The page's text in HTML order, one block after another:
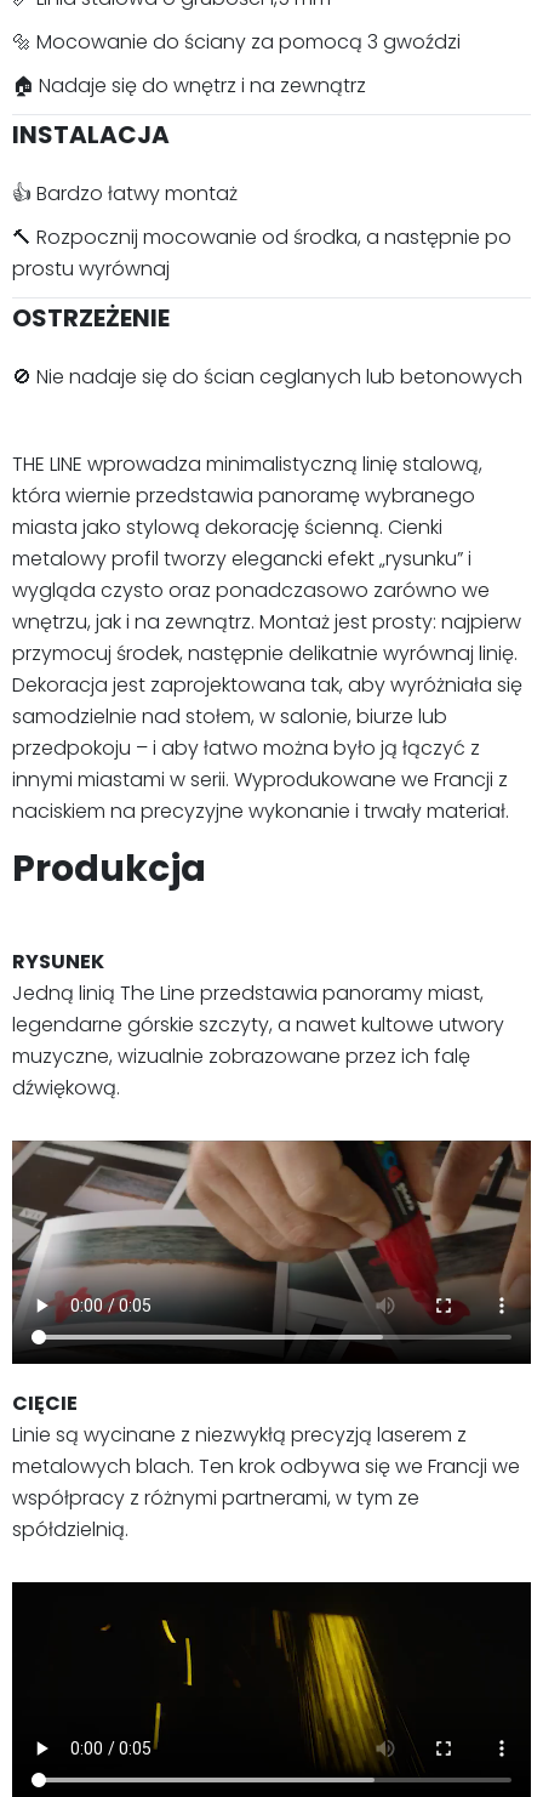
🔩 Mocowanie do ściany za pomocą 3 gwoździ
🏠 Nadaje się do wnętrz i na zewnątrz
INSTALACJA
👍 Bardzo łatwy montaż
🔨 Rozpocznij mocowanie od środka, a następnie po
prostu wyrównaj
OSTRZEŻENIE
🚫 Nie nadaje się do ścian ceglanych lub betonowych
THE LINE wprowadza minimalistyczną linię stalową,
która wiernie przedstawia panoramę wybranego
miasta jako stylową dekorację ścienną. Cienki
metalowy profil tworzy elegancki efekt „rysunku” i
wygląda czysto oraz ponadczasowo zarówno we
wnętrzu, jak i na zewnątrz. Montaż jest prosty: najpierw
przymocuj środek, następnie delikatnie wyrównaj linię.
Dekoracja jest zaprojektowana tak, aby wyróżniała się
samodzielnie nad stołem, w salonie, biurze lub
przedpokoju – i aby łatwo można było ją łączyć z
innymi miastami w serii. Wyprodukowane we Francji z
naciskiem na precyzyjne wykonanie i trwały materiał.
Produkcja
RYSUNEK
Jedną linią The Line przedstawia panoramy miast,
legendarne górskie szczyty, a nawet kultowe utwory
muzyczne, wizualnie zobrazowane przez ich falę
dźwiękową.
CIĘCIE
Linie są wycinane z niezwykłą precyzją laserem z
metalowych blach. Ten krok odbywa się we Francji we
współpracy z różnymi partnerami, w tym ze
spółdzielnią.